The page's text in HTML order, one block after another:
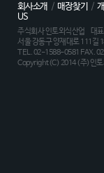
회사소개 /매장찾기 /
US
주식회사 인토외식산업 대표
서울 강동구 양재대로 111길
TEL. 02-1588-0581 FAX.
Copyright(C) 2014 (주)인토